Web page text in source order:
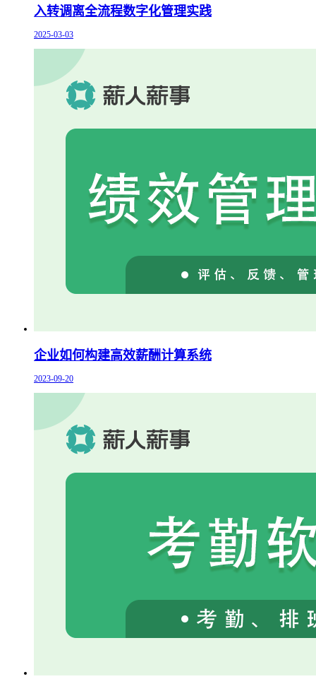
入转调离全流程数字化管理实践
2025-03-03
企业如何构建高效薪酬计算系统
2023-09-20